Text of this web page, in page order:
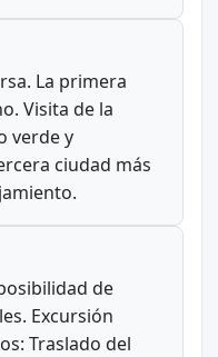
La primera
Visita de la
verde y
ciudad más
de
Excursión
Traslado del